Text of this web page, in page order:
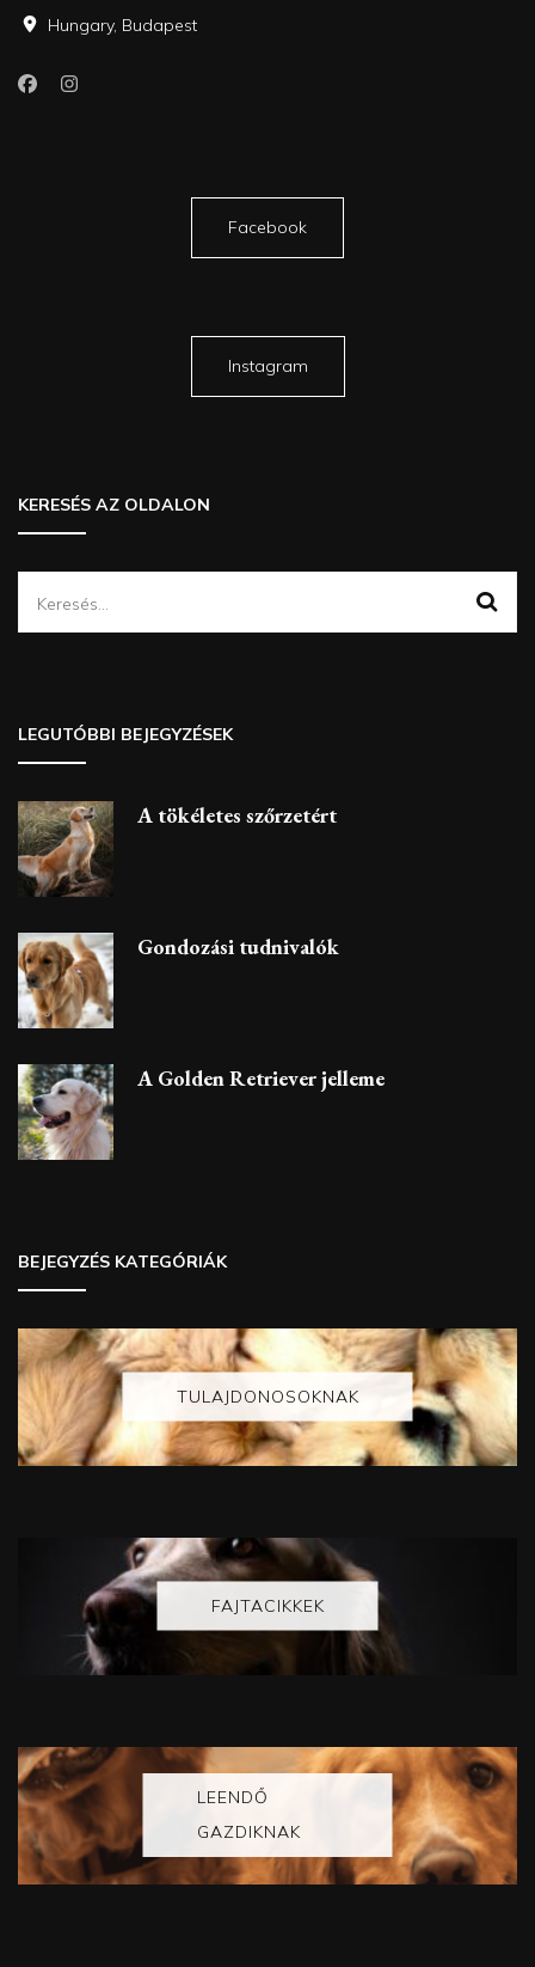
Hungary, Budapest
Facebook
Instagram
KERESÉS AZ OLDALON
Keresés:
LEGUTÓBBI BEJEGYZÉSEK
A tökéletes szőrzetért
Gondozási tudnivalók
A Golden Retriever jelleme
BEJEGYZÉS KATEGÓRIÁK
TULAJDONOSOKNAK
FAJTACIKKEK
LEENDŐ
GAZDIKNAK